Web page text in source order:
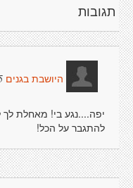
תגובות
היושבת בגנים
יפה....נגע בי! מאחלת
להתגבר על הכל!